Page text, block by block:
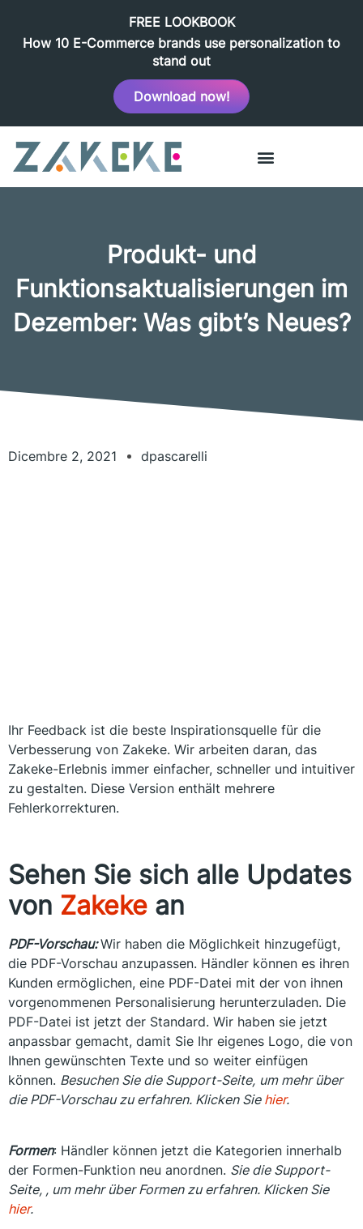
FREE LOOKBOOK
How 10 E-Commerce brands use personalization to
stand out
Download now!
Produkt- und
Funktionsaktualisierungen im
Dezember: Was gibt’s Neues?
Dicembre 2, 2021 dpascarelli
Ihr Feedback ist die beste Inspirationsquelle für die
Verbesserung von Zakeke. Wir arbeiten daran, das
Zakeke-Erlebnis immer einfacher, schneller und intuitiver
zu gestalten. Diese Version enthält mehrere
Fehlerkorrekturen.
Sehen Sie sich alle Updates
von Zakeke an
PDF-Vorschau:Wir haben die Möglichkeit hinzugefügt,
die PDF-Vorschau anzupassen. Händler können es ihren
Kunden ermöglichen, eine PDF-Datei mit der von ihnen
vorgenommenen Personalisierung herunterzuladen. Die
PDF-Datei ist jetzt der Standard. Wir haben sie jetzt
anpassbar gemacht, damit Sie Ihr eigenes Logo, die von
Ihnen gewünschten Texte und so weiter einfügen
können. Besuchen Sie die Support-Seite, um mehr über
die PDF-Vorschau zu erfahren. Klicken Sie hier.
Formen: Händler können jetzt die Kategorien innerhalb
der Formen-Funktion neu anordnen. Sie die Support-
Seite, , um mehr über Formen zu erfahren. Klicken Sie
hier.